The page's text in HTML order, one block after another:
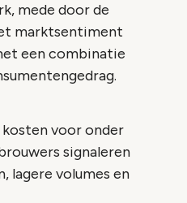
mede door de
marktsentiment
een combinatie
voor onder
signaleren
lagere volumes en